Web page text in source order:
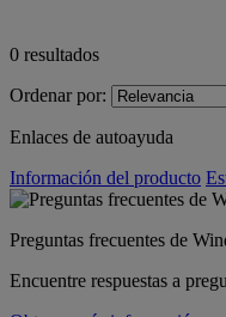
0 resultados
Ordenar por:
Enlaces de autoayuda
Información del producto
Preguntas frecuentes de
Encuentre respuestas a